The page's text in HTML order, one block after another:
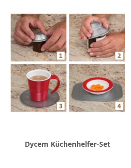
Dycem Küchenhelfer-Set